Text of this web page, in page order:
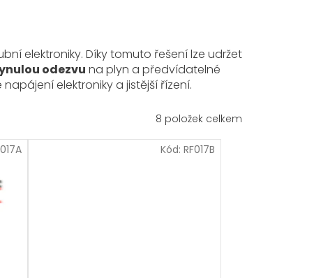
elektroniky. Díky tomuto řešení lze udržet
odezvu na plyn a předvídatelné
elektroniky a jistější řízení.
8 položek celkem
Kód: RF017B